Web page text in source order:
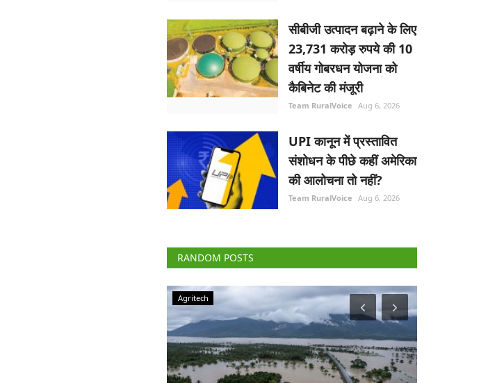
सीबीजी उत्पादन बढ़ाने के लिए
23,731 करोड़ रुपये की 10
वर्षीय गोबरधन योजना को
कैबिनेट की मंजूरी
Team RuralVoice Aug 6, 2026
UPI कानून में प्रस्तावित
संशोधन के पीछे कहीं अमेरिका
की आलोचना तो नहीं?
Team RuralVoice Aug 6, 2026
RANDOM POSTS
Agriculture Conclave and NACOF Awards 2022